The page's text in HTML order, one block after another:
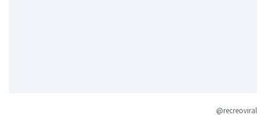
@recreoviral